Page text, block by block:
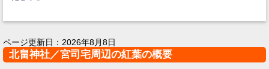
ページ更新日： 2026年8月8日
北畠神社／宮司宅周辺の紅葉の概要